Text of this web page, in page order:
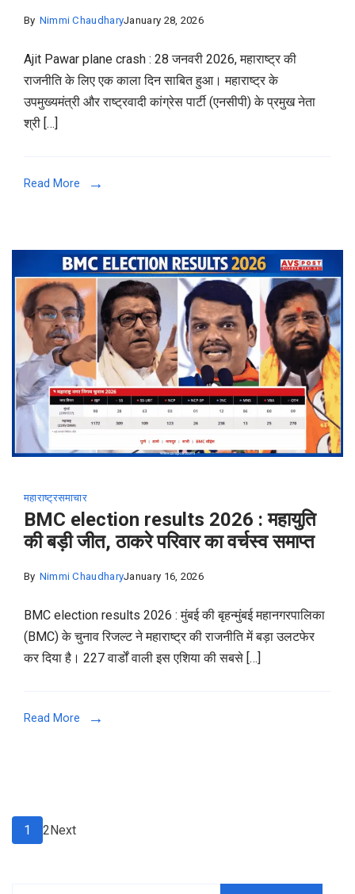
By Nimmi ChaudharyJanuary 28, 2026
Ajit Pawar plane crash : 28 जनवरी 2026, महाराष्ट्र की
राजनीति के लिए एक काला दिन साबित हुआ। महाराष्ट्र के
उपमुख्यमंत्री और राष्ट्रवादी कांग्रेस पार्टी (एनसीपी) के प्रमुख नेता
श्री […]
Read More
महाराष्ट्रसमाचार
BMC election results 2026 : महायुति
की बड़ी जीत, ठाकरे परिवार का वर्चस्व समाप्त
By Nimmi ChaudharyJanuary 16, 2026
BMC election results 2026 : मुंबई की बृहन्मुंबई महानगरपालिका
(BMC) के चुनाव रिजल्ट ने महाराष्ट्र की राजनीति में बड़ा उलटफेर
कर दिया है। 227 वार्डों वाली इस एशिया की सबसे […]
Read More
Posts
pagination
Page
1 Page
2 Next